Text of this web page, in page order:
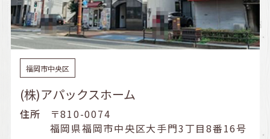
福岡市中央区
(株)アパックスホーム
住所
〒810-0074
福岡県福岡市中央区大手門3丁目8番16号